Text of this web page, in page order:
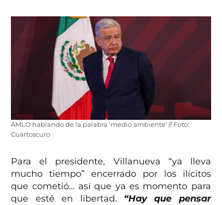
AMLO hablando de la palabra ‘medio ambiente’ // Foto:
Cuartoscuro
Para el presidente, Villanueva “ya lleva
mucho tiempo” encerrado por los ilícitos
que cometió… así que ya es momento para
que esté en libertad. “Hay que pensar